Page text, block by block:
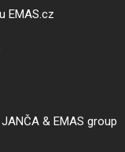
EMAS.cz
& EMAS group